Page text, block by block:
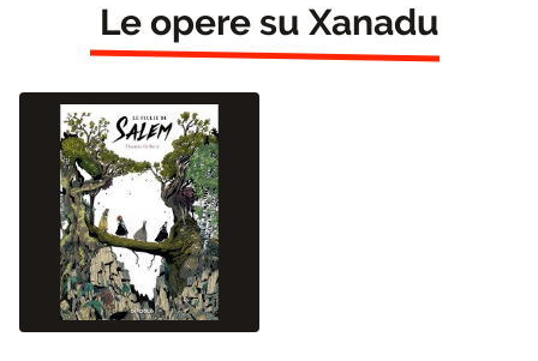
Le opere su Xanadu